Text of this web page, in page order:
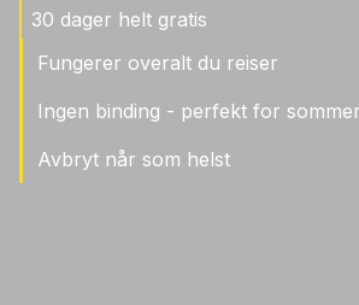
30 dager helt gratis
Fungerer overalt du reiser
Ingen binding - perfekt for
Avbryt når som helst